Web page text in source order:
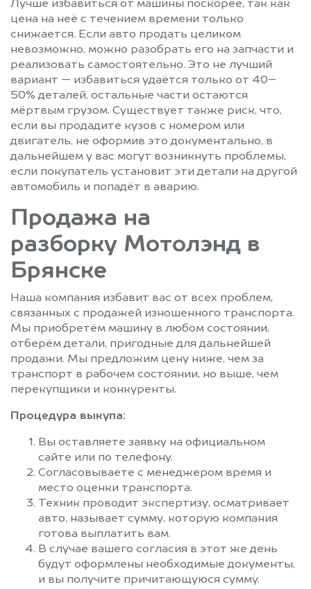
Лучше избавиться от машины поскорее, так как
цена на неё с течением времени только
снижается. Если авто продать целиком
невозможно, можно разобрать его на запчасти и
реализовать самостоятельно. Это не лучший
вариант — избавиться удаётся только от 40–
50% деталей, остальные части остаются
мёртвым грузом. Существует также риск, что,
если вы продадите кузов с номером или
двигатель, не оформив это документально, в
дальнейшем у вас могут возникнуть проблемы,
если покупатель установит эти детали на другой
автомобиль и попадёт в аварию.
Продажа на
разборку Мотолэнд в
Брянске
Наша компания избавит вас от всех проблем,
связанных с продажей изношенного транспорта.
Мы приобретём машину в любом состоянии,
отберём детали, пригодные для дальнейшей
продажи. Мы предложим цену ниже, чем за
транспорт в рабочем состоянии, но выше, чем
перекупщики и конкуренты.
Процедура выкупа:
Вы оставляете заявку на официальном
сайте или по телефону.
Согласовываете с менеджером время и
место оценки транспорта.
Техник проводит экспертизу, осматривает
авто, называет сумму, которую компания
готова выплатить вам.
В случае вашего согласия в этот же день
будут оформлены необходимые документы,
и вы получите причитающуюся сумму.